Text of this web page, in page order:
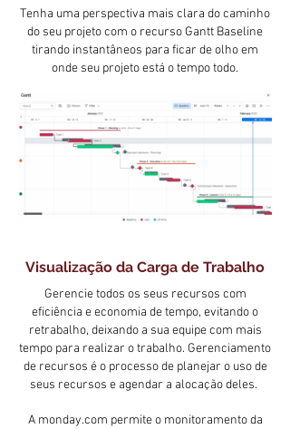
Tenha uma perspectiva mais clara do caminho
do seu projeto com o recurso Gantt Baseline
tirando instantâneos para ficar de olho em
onde seu projeto está o tempo todo.
Visualização da Carga de Trabalho
Gerencie todos os seus recursos com
eficiência e economia de tempo, evitando o
retrabalho, deixando a sua equipe com mais
tempo para realizar o trabalho. Gerenciamento
de recursos é o processo de planejar o uso de
seus recursos e agendar a alocação deles.
A monday.com permite o monitoramento da